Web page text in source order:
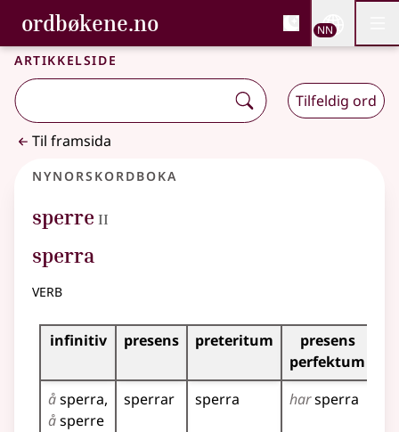
Gå til hovudinnhald
Tilgjenge
ordbøkene.no, Bokmålsordboka og
Bokmålsordboka og Nynorskordboka
NN
Artikkelside
Tilfeldig ord
Til framsida
Nynorskordboka
sperre 2
II
sperra
verb
Bøyningstabell for dette verbet
infinitiv presens preteritum
presens
perfektum
åsperra
åsperre
sperrar sperra harsperra